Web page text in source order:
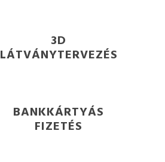
3D
LÁTVÁNYTERVEZÉS
BANKKÁRTYÁS
FIZETÉS